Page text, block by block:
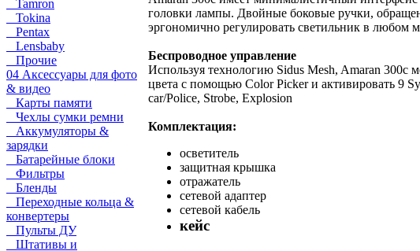
Tamron
Tokina
Pentax
Lensbaby
Прочие
04 Аксессуары для фото
& видео
Карты памяти
Чехлы сумки ремни
Аккумуляторы &
зарядки
Батарейные блоки
Фильтры
Бленды
Переходные кольца &
конвертеры
Пульты ДУ
Штативы и
головки лампы. Двойные боковые ручки,
эргономично регулировать светильник в любом
Беспроводное управление
Используя технологию Sidus Mesh, Amaran 300c
цвета с помощью Color Picker и активировать 9
car/Police, Strobe, Explosion
Комплектация:
осветитель
защитная крышка
отражатель
сетевой адаптер
сетевой кабель
кейс